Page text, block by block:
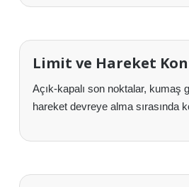
Limit ve Hareket
Açık-kapalı son noktalar, kumaş
hareket devreye alma sırasında